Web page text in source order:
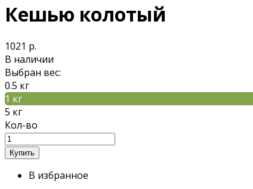
Кешью колотый
1021 р.
В наличии
Выбран вес:
0.5 кг
1 кг
5 кг
Кол-во
В избранное